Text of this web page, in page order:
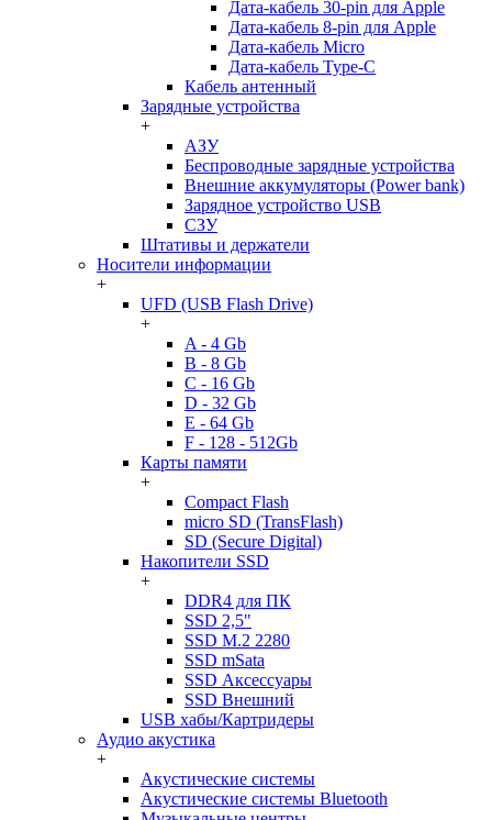
Дата-кабель 30-pin для Apple
Дата-кабель 8-pin для Apple
Дата-кабель Micro
Дата-кабель Type-C
Кабель антенный
Зарядные устройства
+
АЗУ
Беспроводные зарядные устройства
Внешние аккумуляторы (Power bank)
Зарядное устройство USB
СЗУ
Штативы и держатели
Носители информации
+
UFD (USB Flash Drive)
+
A - 4 Gb
B - 8 Gb
C - 16 Gb
D - 32 Gb
E - 64 Gb
F - 128 - 512Gb
Карты памяти
+
Compact Flash
micro SD (TransFlash)
SD (Secure Digital)
Накопители SSD
+
DDR4 для ПК
SSD 2,5"
SSD M.2 2280
SSD mSata
SSD Аксессуары
SSD Внешний
USB хабы/Картридеры
Аудио акустика
+
Акустические системы
Акустические системы Bluetooth